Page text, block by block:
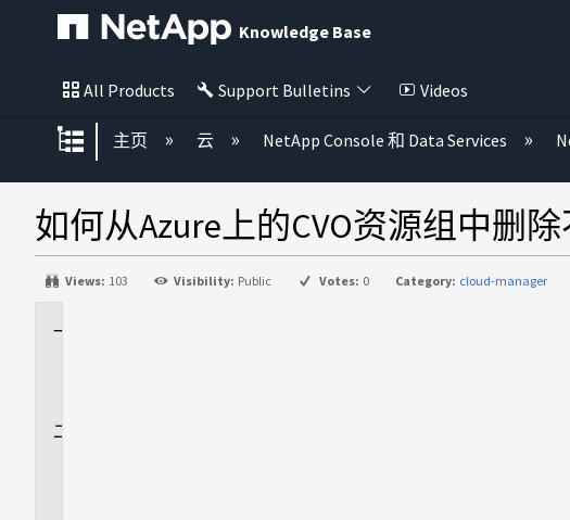
Knowledge Base
All Products Support Bulletins Videos
扩展/隐缩全局层次
主页 云 NetApp Console 和 Data Services
如何从Azure上的CVO资源组中删
Views: 103 Visibility: Public Votes: 0 Category: cloud-manager